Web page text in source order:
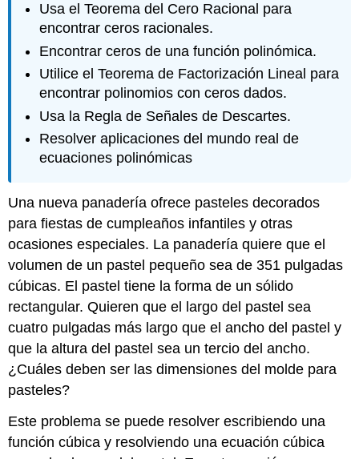
Usa el Teorema del Cero Racional para
encontrar ceros racionales.
Encontrar ceros de una función polinómica.
Utilice el Teorema de Factorización Lineal para
encontrar polinomios con ceros dados.
Usa la Regla de Señales de Descartes.
Resolver aplicaciones del mundo real de
ecuaciones polinómicas
Una nueva panadería ofrece pasteles decorados
para fiestas de cumpleaños infantiles y otras
ocasiones especiales. La panadería quiere que el
volumen de un pastel pequeño sea de 351 pulgadas
cúbicas. El pastel tiene la forma de un sólido
rectangular. Quieren que el largo del pastel sea
cuatro pulgadas más largo que el ancho del pastel y
que la altura del pastel sea un tercio del ancho.
¿Cuáles deben ser las dimensiones del molde para
pasteles?
Este problema se puede resolver escribiendo una
función cúbica y resolviendo una ecuación cúbica